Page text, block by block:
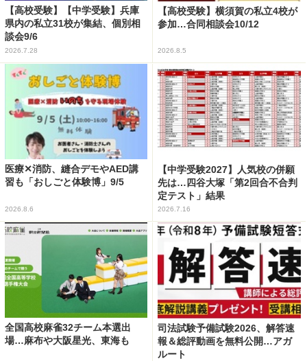
【高校受験】【中学受験】兵庫
県内の私立31校が集結、個別相
談会9/6
2026.7.28
【高校受験】横須賀の私立4校が
参加…合同相談会10/12
2026.8.5
医療✕消防、縫合デモやAED講
習も「おしごと体験博」9/5
2026.8.6
【中学受験2027】人気校の併願
先は…四谷大塚「第2回合不合判
定テスト」結果
2026.7.16
全国高校麻雀32チーム本選出
場…麻布や大阪星光、東海も
司法試験予備試験2026、解答速
報＆総評動画を無料公開…アガ
ルート